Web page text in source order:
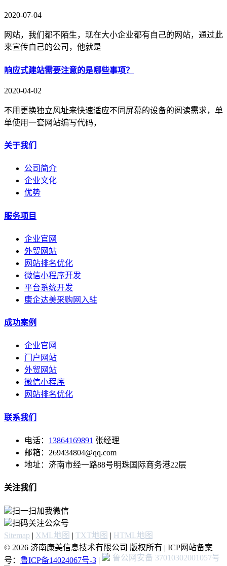
2020-07-04
网站，我们都不陌生，现在大小企业都有自己的网站，通过此
来宣传自己的公司，他就是
响应式建站需要注意的是哪些事项？
2020-04-02
不用更换独立风址来快速适应不同屏幕的设备的阅读需求，单
单使用一套网站编写代码，
关于我们
公司简介
企业文化
优势
服务项目
企业官网
外贸网站
网站排名优化
微信小程序开发
平台系统开发
康企达美采购网入驻
成功案例
企业官网
门户网站
外贸网站
微信小程序
网站排名优化
联系我们
电话： 13864169891 张经理
邮箱：269434804@qq.com
地址：济南市经一路88号明珠国际商务港22层
关注我们
扫一扫加我微信
扫码关注公众号
Sitemap | XML地图 | TXT地图 | HTML地图
© 2026 济南康美信息技术有限公司 版权所有 | ICP网站备案
号： 鲁ICP备14024067号-3 | 鲁公网安备 37010302001057号